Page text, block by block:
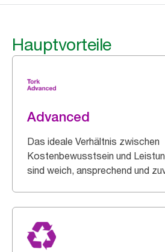
Hauptvorteile
Advanced
Das ideale Verhältnis zwischen
Kostenbewusstsein und
sind weich, ansprechend und